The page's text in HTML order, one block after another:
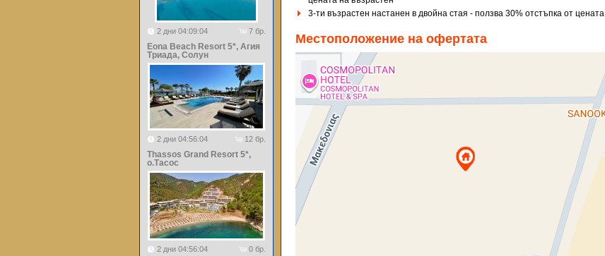
3-ти възрастен настанен в двойна стая - ползва 30% отстъпка от цената
Местоположение на офертата
2 дни 04:09:04 7 бр.
Eona Beach Resort 5*, Агия
Триада, Солун
2 дни 04:56:04 12 бр.
Thassos Grand Resort 5*,
о.Тасос
2 дни 04:56:04 0 бр.